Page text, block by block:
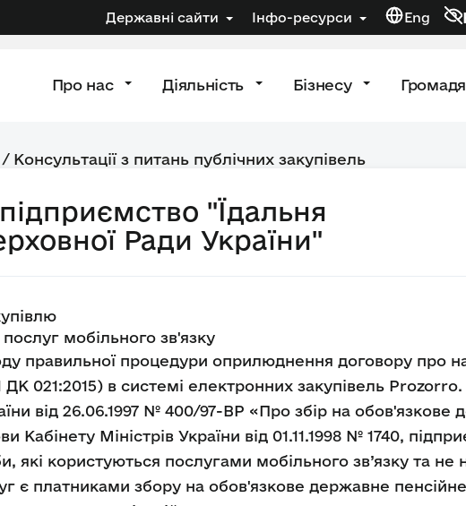
Державні сайти Інфо-ресурси Eng
Про нас Діяльність Бізнесу
/ Консультації з питань публічних закупівель
"Їдальня
Ради України"
мобільного зв'язку
правильної процедури оприлюднення договору про
021:2015) в системі електронних закупівель Prozorro.
від 26.06.1997 № 400/97-ВР «Про збір на обов'язкове
Кабінету Міністрів України від 01.11.1998 № 1740,
які користуються послугами мобільного зв’язку та не
є платниками збору на обов'язкове державне